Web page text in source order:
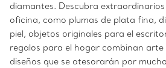
diamantes. Descubra
oficina, como plumas de plata fina,
piel, objetos originales para el
regalos para el hogar combinan
diseños que se atesorarán por